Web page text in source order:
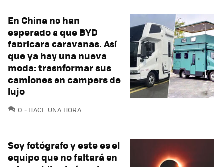
En China no han
esperado a que BYD
fabricara caravanas. Así
que ya hay una nueva
moda: trasnformar sus
camiones en campers de
lujo
0 COMENTARIOS
HACE UNA HORA
Soy fotógrafo y este es el
equipo que no faltará en